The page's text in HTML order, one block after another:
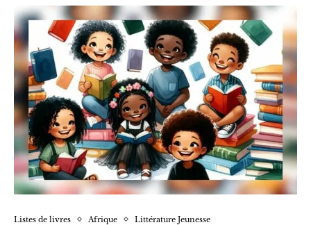
Listes de livres Afrique Littérature Jeunesse